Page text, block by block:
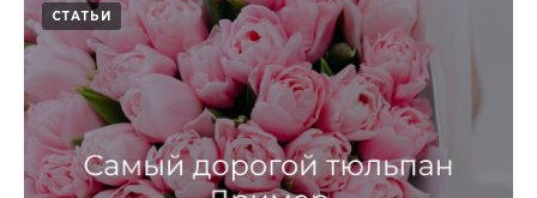
СТАТЬИ